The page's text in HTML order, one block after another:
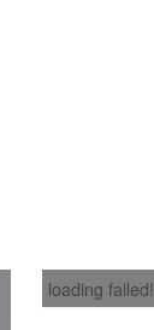
loading failed!